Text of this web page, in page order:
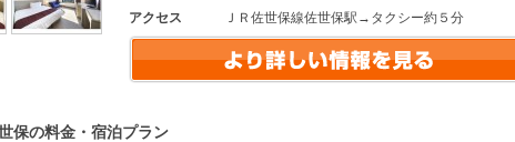
アクセス
ＪＲ佐世保線佐世保駅→タクシー約５分
保の料金・宿泊プラン